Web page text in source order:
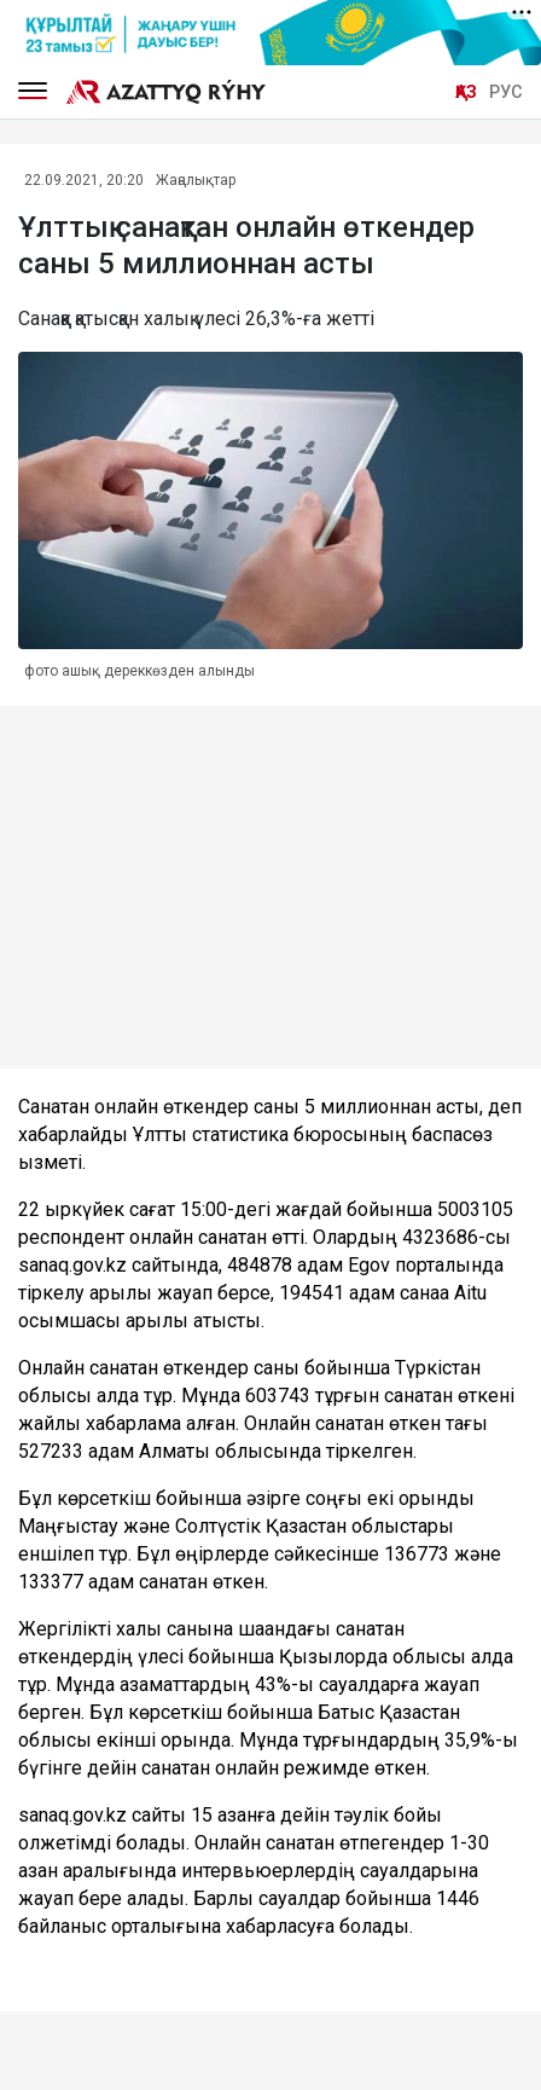
ҚАЗ РУС
22.09.2021, 20:20 Жаңалықтар
Ұлттық санақтан онлайн өткендер
саны 5 миллионнан асты
Санаққа қатысқан халық үлесі 26,3%-ға жетті
фото ашық дереккөзден алынды
Санақтан онлайн өткендер саны 5 миллионнан асты, деп
хабарлайды Ұлттық статистика бюросының баспасөз
қызметі.
22 қыркүйек сағат 15:00-дегі жағдай бойынша 5003105
респондент онлайн санақтан өтті. Олардың 4323686-сы
sanaq.gov.kz сайтында, 484878 адам Egov порталында
тіркелу арқылы жауап берсе, 194541 адам санаққа Аitu
қосымшасы арқылы қатысты.
Онлайн санақтан өткендер саны бойынша Түркістан
облысы алда тұр. Мұнда 603743 тұрғын санақтан өткені
жайлы хабарлама алған. Онлайн санақтан өткен тағы
527233 адам Алматы облысында тіркелген.
Бұл көрсеткіш бойынша әзірге соңғы екі орынды
Маңғыстау және Солтүстік Қазақстан облыстары
еншілеп тұр. Бұл өңірлерде сәйкесінше 136773 және
133377 адам санақтан өткен.
Жергілікті халық санына шаққандағы санақтан
өткендердің үлесі бойынша Қызылорда облысы алда
тұр. Мұнда азаматтардың 43%-ы сауалдарға жауап
берген. Бұл көрсеткіш бойынша Батыс Қазақстан
облысы екінші орында. Мұнда тұрғындардың 35,9%-ы
бүгінге дейін санақтан онлайн режимде өткен.
sanaq.gov.kz сайты 15 қазанға дейін тәулік бойы
қолжетімді болады. Онлайн санақтан өтпегендер 1-30
қазан аралығында интервьюерлердің сауалдарына
жауап бере алады. Барлық сауалдар бойынша 1446
байланыс орталығына хабарласуға болады.